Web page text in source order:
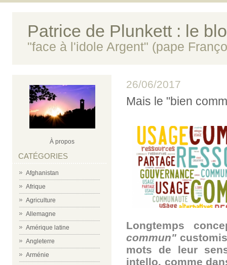
Patrice de Plunkett : le
"face à l'idole Argent" (pape
À propos
CATÉGORIES
Afghanistan
Afrique
Agriculture
Allemagne
Amérique latine
Angleterre
Arménie
26/06/2017
Mais le "bien
Longtemps
commun"
mots de leur
intello, comme